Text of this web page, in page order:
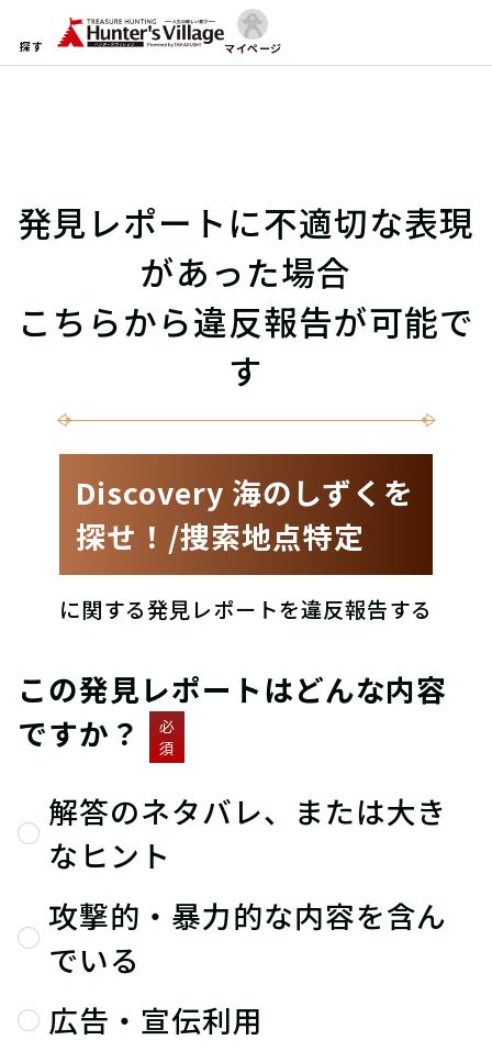
探す マイページ
発見レポートに不適切な表現
があった場合
こちらから違反報告が可能で
す
Discovery 海のしずくを
探せ！/捜索地点特定
に関する発見レポートを違反報告する
この発見レポートはどんな内容
ですか？
必
須
解答のネタバレ、または大き
なヒント
攻撃的・暴力的な内容を含ん
でいる
広告・宣伝利用